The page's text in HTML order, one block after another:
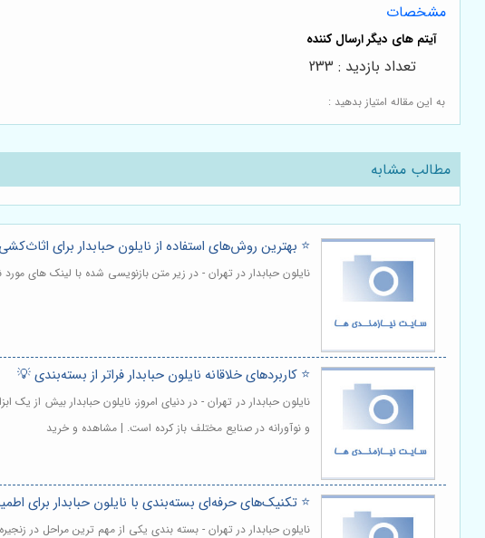
مشخصات
به این مقاله امتیاز بدهید :
تعداد بازدید : 233
مطالب مشابه
⭐️ بهترین روش‌های استفاده از نایلون حبابدار برای
نایلون حبابدار در تهران - در زیر متن بازنویسی شده با لینک های
⭐️ کاربردهای خلاقانه نایلون حبابدار فراتر از بسته‌بندی 💡
نایلون حبابدار در تهران - در دنیای امروز، نایلون حبابدار بیش از
و نوآورانه در صنایع مختلف باز کرده است. | مشاهده و خرید
⭐️ تکنیک‌های حرفه‌ای بسته‌بندی با نایلون حبابدار برای
نایلون حبابدار در تهران - بسته بندی یکی از مهم ترین مراحل در